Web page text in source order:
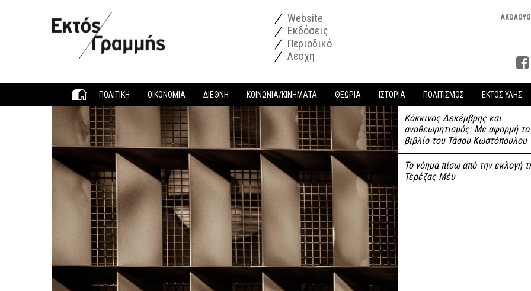
Website
Εκδόσεις
Περιοδικό
Λέσχη
ΠΟΛΙΤΙΚΗ ΟΙΚΟΝΟΜΙΑ ΔΙΕΘΝΗ ΚΟΙΝΩΝΙΑ/ΚΙΝΗΜΑΤΑ ΘΕΩΡΙΑ ΙΣΤΟΡΙΑ ΠΟΛΙΤΙΣΜΟΣ ΕΚΤΟΣ ΥΛΗΣ
Κόκκινος Δεκέμβρης και
αναθεωρητισμός: Με αφορμή το
βιβλίο του Τάσου Κωστόπουλου
Το νόημα πίσω από την εκλογή
Τερέζας Μέυ